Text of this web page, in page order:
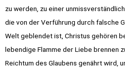
zu werden, zu einer
die von der Verführung durch falsche
Welt geblendet ist, Christus gehören
lebendige Flamme der Liebe brennen
Reichtum des Glaubens genährt wird,